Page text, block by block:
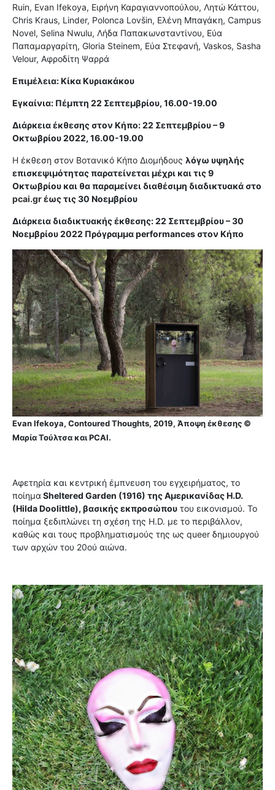
Ruin, Evan Ifekoya, Ειρήνη Καραγιαννοπούλου, Λητώ Κάττου,
Chris Kraus, Linder, Polonca Lovšin, Ελένη Μπαγάκη, Campus
Novel, Selina Nwulu, Λήδα Παπακωνσταντίνου, Εύα
Παπαμαργαρίτη, Gloria Steinem, Εύα Στεφανή, Vaskos, Sasha
Velour, Αφροδίτη Ψαρρά
Επιμέλεια: Κίκα Κυριακάκου
Εγκαίνια: Πέμπτη 22 Σεπτεμβρίου, 16.00-19.00
Διάρκεια έκθεσης στον Κήπο: 22 Σεπτεμβρίου – 9
Οκτωβρίου 2022, 16.00-19.00
Η έκθεση στον Βοτανικό Κήπο Διομήδους λόγω υψηλής
επισκεψιμότητας παρατείνεται μέχρι και τις 9
Οκτωβρίου και θα παραμείνει διαθέσιμη διαδικτυακά στο
pcai.grέως τις 30 Νοεμβρίου
Διάρκεια διαδικτυακής έκθεσης: 22 Σεπτεμβρίου – 30
Νοεμβρίου 2022 Πρόγραμμα performances στον Κήπο
Evan Ifekoya, Contoured Thoughts, 2019, Άποψη έκθεσης ©
Μαρία Τούλτσα και PCAI.
Αφετηρία και κεντρική έμπνευση του εγχειρήματος, το
ποίημα Sheltered Garden (1916) της Αμερικανίδας H.D.
(Hilda Doolittle), βασικής εκπροσώπου του εικονισμού. Το
ποίημα ξεδιπλώνει τη σχέση της H.D. με το περιβάλλον,
καθώς και τους προβληματισμούς της ως queer δημιουργού
των αρχών του 20ού αιώνα.